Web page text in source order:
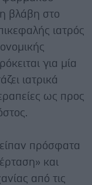
βλάβη στο
ιατρός
για μία
ιατρικά
ως προς
πρόσφατα
και
από τις